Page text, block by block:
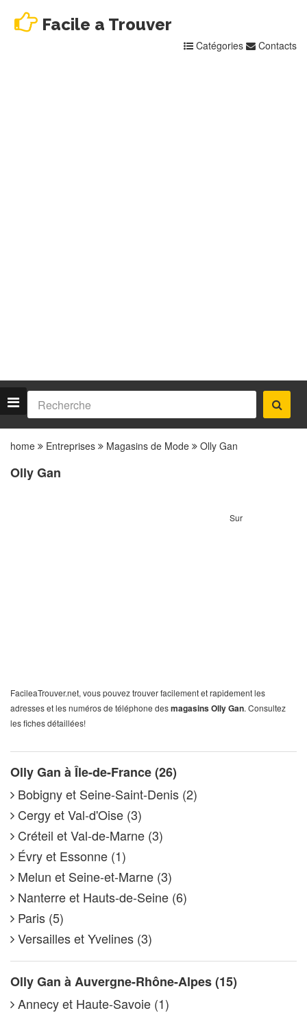
Facile a Trouver
Catégories Contacts
home Entreprises Magasins de Mode Olly Gan
Olly Gan
Sur
FacileaTrouver.net, vous pouvez trouver facilement et rapidement les
adresses et les numéros de téléphone desmagasins Olly Gan. Consultez
les fiches détaillées!
Olly Gan à Île-de-France (26)
Bobigny et Seine-Saint-Denis (2)
Cergy et Val-d'Oise (3)
Créteil et Val-de-Marne (3)
Évry et Essonne (1)
Melun et Seine-et-Marne (3)
Nanterre et Hauts-de-Seine (6)
Paris (5)
Versailles et Yvelines (3)
Olly Gan à Auvergne-Rhône-Alpes (15)
Annecy et Haute-Savoie (1)